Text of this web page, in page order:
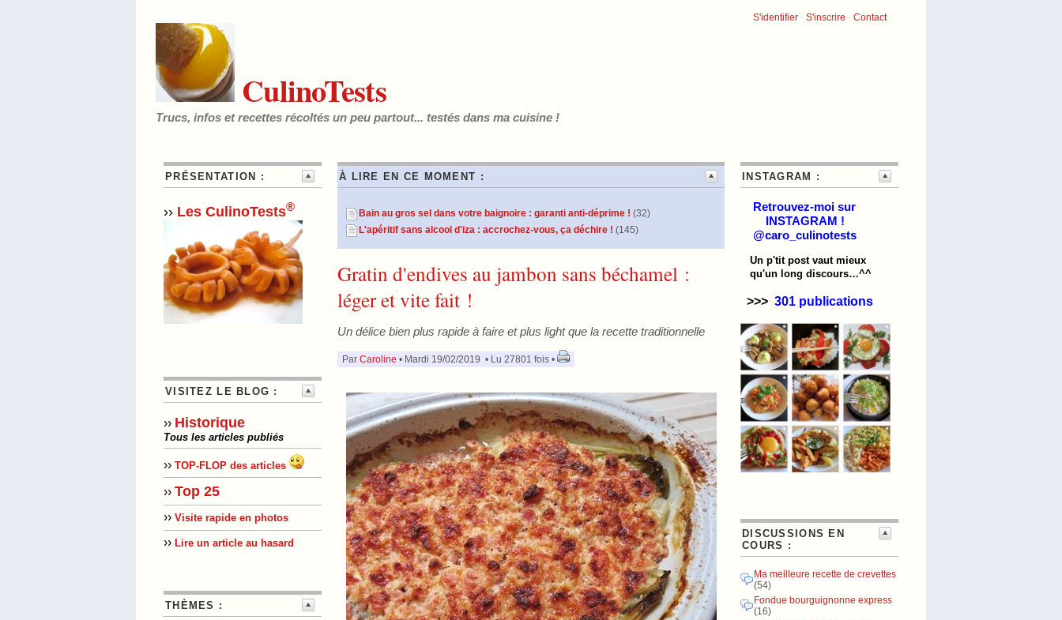
S'identifier - S'inscrire - Contact
CulinoTests
Trucs, infos et recettes récoltés un peu partout... testés dans ma cuisine !
PRÉSENTATION :
›› Les CulinoTests®
VISITEZ LE BLOG :
›› Historique
Tous les articles publiés
›› TOP-FLOP des articles
›› Top 25
›› Visite rapide en photos
›› Lire un article au hasard
THÈMES :
À LIRE EN CE MOMENT :
Bain au gros sel dans votre baignoire : garanti anti-déprime ! (32)
L'apéritif sans alcool d'iza : accrochez-vous, ça déchire ! (145)
Gratin d'endives au jambon sans béchamel :
léger et vite fait !
Un délice bien plus rapide à faire et plus light que la recette traditionnelle
Par Caroline • Mardi 19/02/2019 • Lu 27801 fois •
INSTAGRAM :
Retrouvez-moi sur
INSTAGRAM !
@caro_culinotests
Un p'tit post vaut mieux
qu'un long discours…^^
>>> 301 publications
DISCUSSIONS EN
COURS :
Ma meilleure recette de crevettes
(54)
Fondue bourguignonne express
(16)